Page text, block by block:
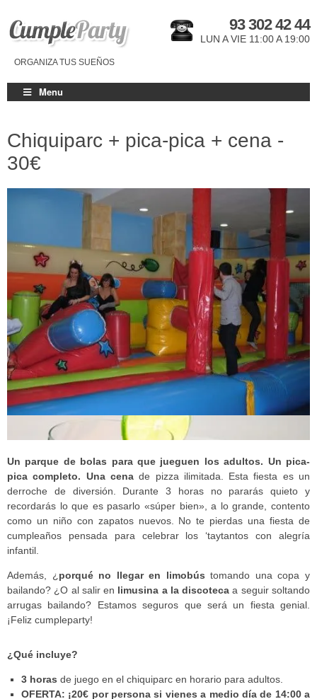
ORGANIZA TUS SUEÑOS
93 302 42 44
LUN A VIE 11:00 A 19:00
Menu
Chiquiparc + pica-pica + cena -
30€
Un parque de bolas para que jueguen los adultos. Un pica-
pica completo. Una cenade pizza ilimitada. Esta fiesta es un
derroche de diversión. Durante 3 horas no pararás quieto y
recordarás lo que es pasarlo «súper bien», a lo grande, contento
como un niño con zapatos nuevos. No te pierdas una fiesta de
cumpleaños pensada para celebrar los ‘taytantos con alegría
infantil.
Además, ¿ porqué no llegar en limobús tomando una copa y
bailando? ¿O al salir en limusina a la discoteca a seguir soltando
arrugas bailando? Estamos seguros que será un fiesta genial.
¡Feliz cumpleparty!
¿Qué incluye?
3 horas de juego en el chiquiparc en horario para adultos.
OFERTA: ¡20€ por persona si vienes a medio día de 14:00 a